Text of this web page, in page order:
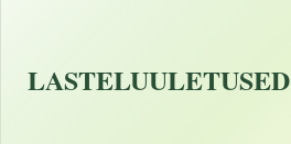
LASTELUULETUSED